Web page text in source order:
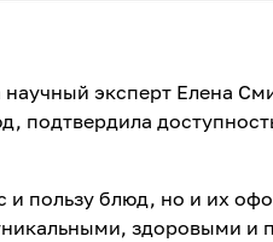
эксперт Елена
подтвердила
и пользу блюд, но и их
здоровыми